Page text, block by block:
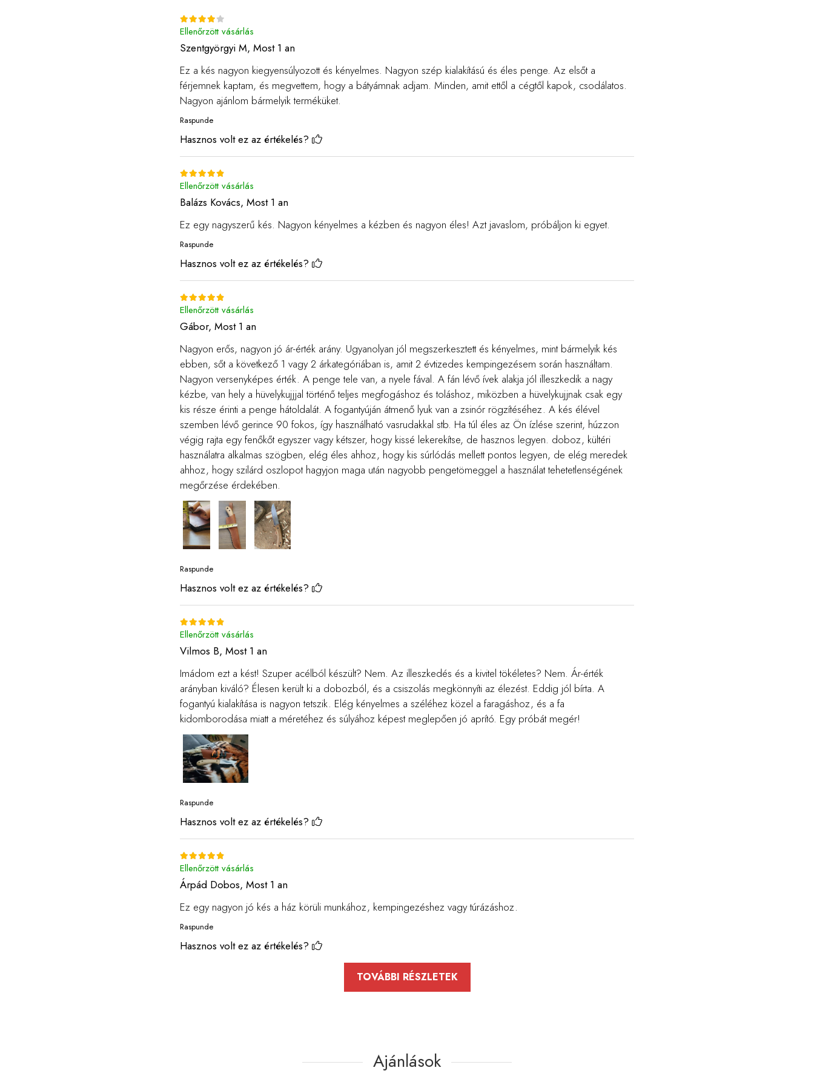
Ellenőrzött vásárlás
Szentgyörgyi M, Most 1 an
Ez a kés nagyon kiegyensúlyozott és kényelmes. Nagyon szép kialakítású és éles penge. Az elsőt a
férjemnek kaptam, és megvettem, hogy a bátyámnak adjam. Minden, amit ettől a cégtől kapok, csodálatos.
Nagyon ajánlom bármelyik terméküket.
Raspunde
Hasznos volt ez az értékelés?
Ellenőrzött vásárlás
Balázs Kovács, Most 1 an
Ez egy nagyszerű kés. Nagyon kényelmes a kézben és nagyon éles! Azt javaslom, próbáljon ki egyet.
Raspunde
Hasznos volt ez az értékelés?
Ellenőrzött vásárlás
Gábor, Most 1 an
Nagyon erős, nagyon jó ár-érték arány. Ugyanolyan jól megszerkesztett és kényelmes, mint bármelyik kés
ebben, sőt a következő 1 vagy 2 árkategóriában is, amit 2 évtizedes kempingezésem során használtam.
Nagyon versenyképes érték. A penge tele van, a nyele fával. A fán lévő ívek alakja jól illeszkedik a nagy
kézbe, van hely a hüvelykujjjal történő teljes megfogáshoz és toláshoz, miközben a hüvelykujjnak csak egy
kis része érinti a penge hátoldalát. A fogantyúján átmenő lyuk van a zsinór rögzítéséhez. A kés élével
szemben lévő gerince 90 fokos, így használható vasrudakkal stb. Ha túl éles az Ön ízlése szerint, húzzon
végig rajta egy fenőkőt egyszer vagy kétszer, hogy kissé lekerekítse, de hasznos legyen. doboz, kültéri
használatra alkalmas szögben, elég éles ahhoz, hogy kis súrlódás mellett pontos legyen, de elég meredek
ahhoz, hogy szilárd oszlopot hagyjon maga után nagyobb pengetömeggel a használat tehetetlenségének
megőrzése érdekében.
Raspunde
Hasznos volt ez az értékelés?
Ellenőrzött vásárlás
Vilmos B, Most 1 an
Imádom ezt a kést! Szuper acélból készült? Nem. Az illeszkedés és a kivitel tökéletes? Nem. Ár-érték
arányban kiváló? Élesen került ki a dobozból, és a csiszolás megkönnyíti az élezést. Eddig jól bírta. A
fogantyú kialakítása is nagyon tetszik. Elég kényelmes a széléhez közel a faragáshoz, és a fa
kidomborodása miatt a méretéhez és súlyához képest meglepően jó aprító. Egy próbát megér!
Raspunde
Hasznos volt ez az értékelés?
Ellenőrzött vásárlás
Árpád Dobos, Most 1 an
Ez egy nagyon jó kés a ház körüli munkához, kempingezéshez vagy túrázáshoz.
Raspunde
Hasznos volt ez az értékelés?
TOVÁBBI RÉSZLETEK
Ajánlások